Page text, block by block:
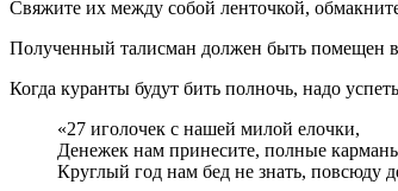
Свяжите их между собой ленточкой,
Полученный талисман должен быть помещен в
Когда куранты будут бить полночь, надо
«27 иголочек с нашей милой елочки,
Денежек нам принесите, полные
Круглый год нам бед не знать, повсюду